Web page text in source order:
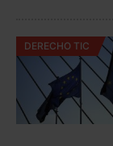
DERECHO TIC